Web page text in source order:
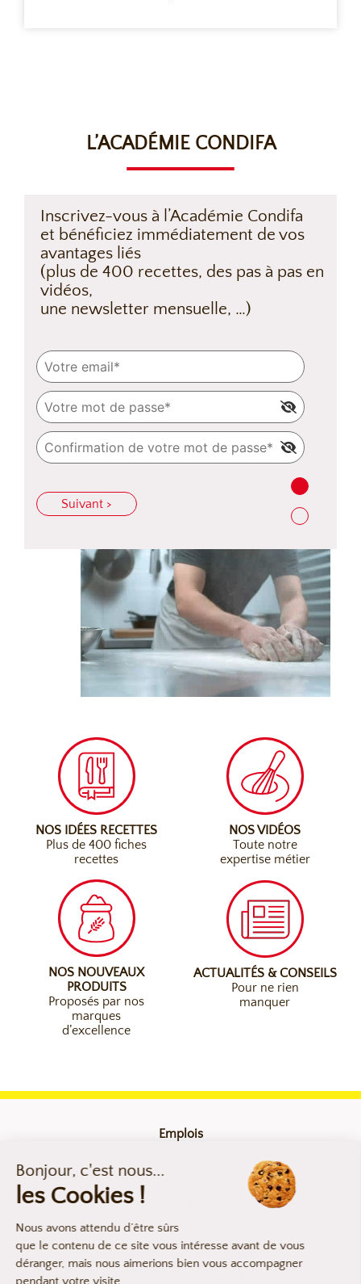
L’ACADÉMIE CONDIFA
Inscrivez-vous à l’Académie Condifa
et bénéficiez immédiatement de vos
avantages liés
(plus de 400 recettes, des pas à pas en
vidéos,
une newsletter mensuelle, …)
Suivant >
NOS IDÉES RECETTES
Plus de 400 fiches
recettes
NOS VIDÉOS
Toute notre
expertise métier
NOS NOUVEAUX
PRODUITS
Proposés par nos
marques
d’excellence
ACTUALITÉS & CONSEILS
Pour ne rien
manquer
Emplois
Mentions légales
Compliance
Déclaration d’accessibilité